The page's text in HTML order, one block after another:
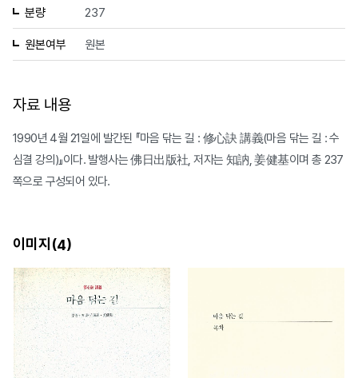
분량 237
원본여부 원본
자료 내용
1990년 4월 21일에 발간된 『마음 닦는 길 : 修心訣 講義(마음 닦는 길 : 수
심결 강의)』이다. 발행사는 佛日出版社, 저자는 知訥, 姜健基이며 총 237
쪽으로 구성되어 있다.
이미지(4)